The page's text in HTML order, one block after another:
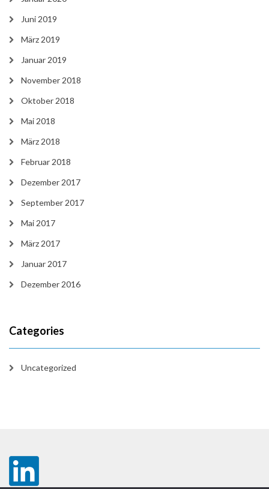
Juni 2019
März 2019
Januar 2019
November 2018
Oktober 2018
Mai 2018
März 2018
Februar 2018
Dezember 2017
September 2017
Mai 2017
März 2017
Januar 2017
Dezember 2016
Categories
Uncategorized